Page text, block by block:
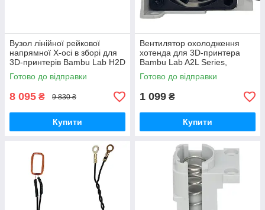
Вузол лінійної рейкової
напрямної X-осі в зборі для
3D-принтерів Bambu Lab H2D
Series, (оригінал, FAC110)
Готово до відправки
8 095 ₴ 9 830 ₴
Купити
Вентилятор охолодження
хотенда для 3D-принтера
Bambu Lab A2L Series,
безщітковий, 5В 0.4A,
(оригінал, FAF027)
Готово до відправки
1 099 ₴
Купити